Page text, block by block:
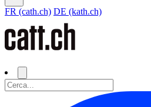
FR (cath.ch) DE (kath.ch)